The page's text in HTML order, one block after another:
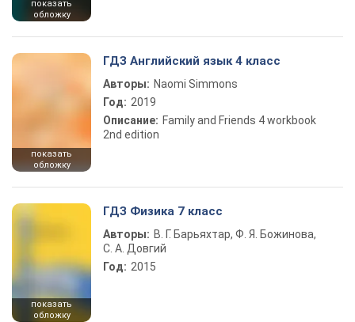
показать
обложку
показать
обложку
ГДЗ Английский язык 4 класс
Авторы: Naomi Simmons
Год: 2019
Описание: Family and Friends 4 workbook
2nd edition
показать
обложку
ГДЗ Физика 7 класс
Авторы: В. Г. Барьяхтар, Ф. Я. Божинова,
С. А. Довгий
Год: 2015